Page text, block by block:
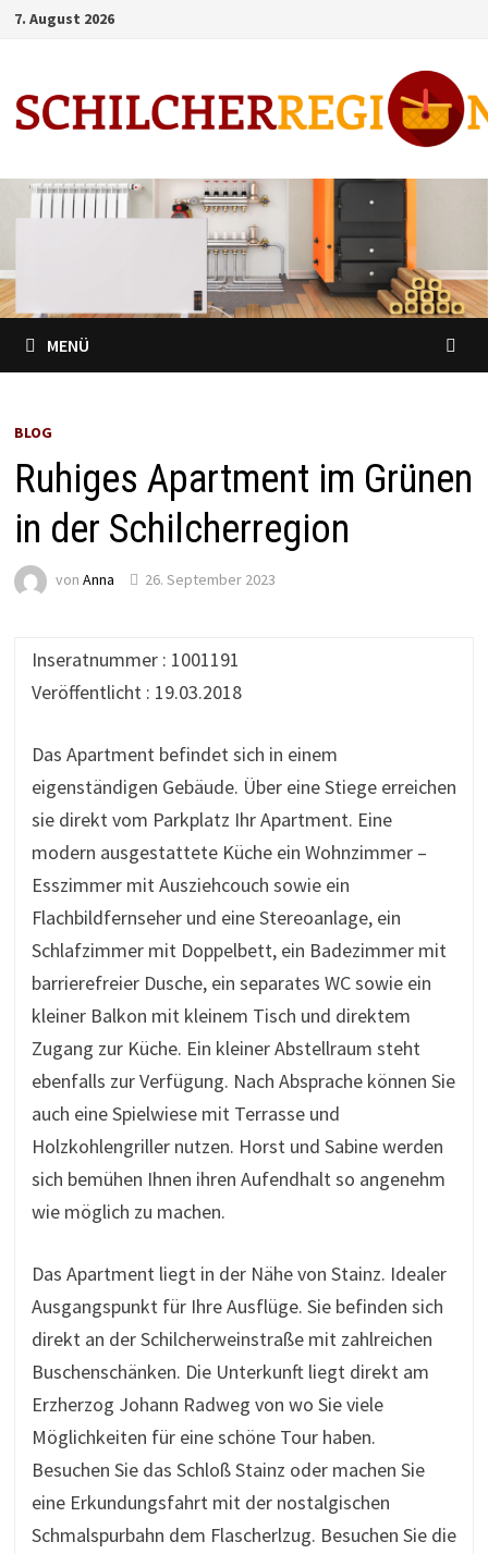
Zum7. August 2026
MENÜ
BLOG
Ruhiges Apartment im Grünen
in der Schilcherregion
von Anna 26. September 2023
Inseratnummer : 1001191
Veröffentlicht : 19.03.2018
Das Apartment befindet sich in einem
eigenständigen Gebäude. Über eine Stiege erreichen
sie direkt vom Parkplatz Ihr Apartment. Eine
modern ausgestattete Küche ein Wohnzimmer –
Esszimmer mit Ausziehcouch sowie ein
Flachbildfernseher und eine Stereoanlage, ein
Schlafzimmer mit Doppelbett, ein Badezimmer mit
barrierefreier Dusche, ein separates WC sowie ein
kleiner Balkon mit kleinem Tisch und direktem
Zugang zur Küche. Ein kleiner Abstellraum steht
ebenfalls zur Verfügung. Nach Absprache können Sie
auch eine Spielwiese mit Terrasse und
Holzkohlengriller nutzen. Horst und Sabine werden
sich bemühen Ihnen ihren Aufendhalt so angenehm
wie möglich zu machen.
Das Apartment liegt in der Nähe von Stainz. Idealer
Ausgangspunkt für Ihre Ausflüge. Sie befinden sich
direkt an der Schilcherweinstraße mit zahlreichen
Buschenschänken. Die Unterkunft liegt direkt am
Erzherzog Johann Radweg von wo Sie viele
Möglichkeiten für eine schöne Tour haben.
Besuchen Sie das Schloß Stainz oder machen Sie
eine Erkundungsfahrt mit der nostalgischen
Schmalspurbahn dem Flascherlzug. Besuchen Sie die